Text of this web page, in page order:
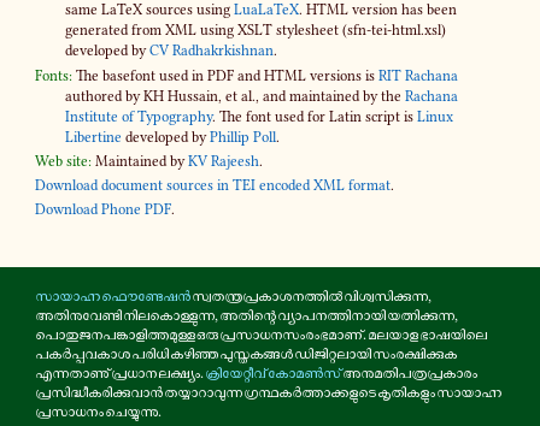
same LaTeX sources usingLuaLaTeX. HTML version has been
generated from XML using XSLT stylesheet (sfn-​tei-html.xsl)
developed byCV Radhakrkishnan.
Fonts: The basefont used in PDF and HTML versions isRIT Rachana
authored by KH Hussain, et al., and maintained by theRachana
Institute of Typography. The font used for Latin script isLinux
Libertine developed byPhillip Poll.
Web site: Maintained byKV Rajeesh.
Download document sources in TEI encoded XML format.
Download Phone PDF.
സായാഹ്ന ഫൌണ്ടേഷൻസ്വതന്ത്രപ്രകാശനത്തിൽ വിശ്വസിക്കുന്ന,
അതിനുവേണ്ടി നിലകൊള്ളുന്ന, അതിന്റെ വ്യാപനത്തിനായി യത്നിക്കുന്ന,
പൊതുജനപങ്കാളിത്തമുള്ള ഒരു പ്രസാധനസംരംഭമാണ്. മലയാള ഭാഷയിലെ
പകർപ്പവകാശ പരിധി കഴിഞ്ഞ പുസ്തകങ്ങൾ ഡിജിറ്റലായി സംരക്ഷിക്കുക
എന്നതാണു് പ്രധാന ലക്ഷ്യം.ക്രിയേറ്റീവ് കോമൺസ്അനുമതിപത്രപ്രകാരം
പ്രസിദ്ധീകരിക്കുവാൻ തയ്യാറാവുന്ന ഗ്രന്ഥകർത്താക്കളുടെ കൃതികളും സായാഹ്ന
പ്രസാധനം ചെയ്യുന്നു.